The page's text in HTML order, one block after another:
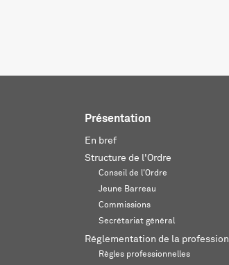
Présentation
En bref
Structure de l'Ordre
Conseil de l'Ordre
Jeune Barreau
Commissions
Secrétariat général
Réglementation de la profession
Règles professionnelles